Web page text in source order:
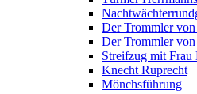
Der Trommler
Der Trommler
Streifzug mit Frau
Knecht Ruprecht
Mönchsführung